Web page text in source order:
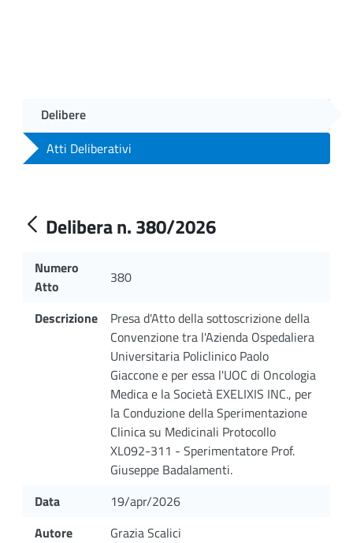
Delibere
Atti Deliberativi
Delibera n. 380/2026
Numero
Atto
380
Descrizione
Presa d'Atto della sottoscrizione della
Convenzione tra l'Azienda Ospedaliera
Universitaria Policlinico Paolo
Giaccone e per essa l'UOC di Oncologia
Medica e la Società EXELIXIS INC., per
la Conduzione della Sperimentazione
Clinica su Medicinali Protocollo
XL092-311 - Sperimentatore Prof.
Giuseppe Badalamenti.
Data
19/apr/2026
Autore
Grazia Scalici